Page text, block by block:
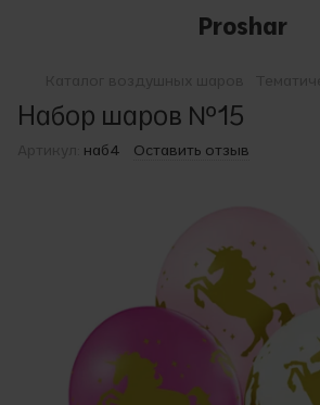
Proshar
Набор шаров №15
наб4 Оставить отзыв